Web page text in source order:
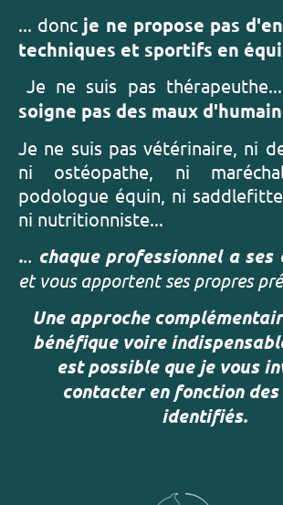
... donc je ne propose pas
techniques et sportifs en
Je ne suis pas
soigne pas des maux
Je ne suis pas vétérinaire, ni
ni ostéopathe, ni
podologue équin, ni
ni nutritionniste...
... chaque professionnel a ses
et vous apportent ses propres
Une approche
bénéfique voire
est possible que je vous
contacter en fonction des
identifiés.